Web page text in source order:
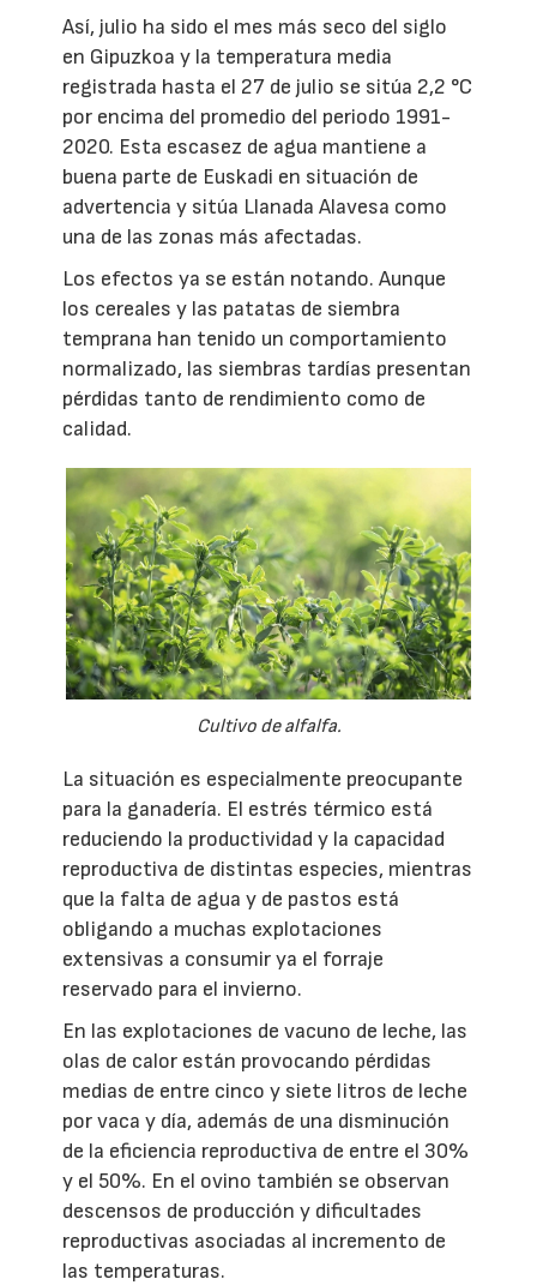
Así, julio ha sido el mes más seco del siglo
en Gipuzkoa y la temperatura media
registrada hasta el 27 de julio se sitúa 2,2 °C
por encima del promedio del periodo 1991-
2020. Esta escasez de agua mantiene a
buena parte de Euskadi en situación de
advertencia y sitúa Llanada Alavesa como
una de las zonas más afectadas.
Los efectos ya se están notando. Aunque
los cereales y las patatas de siembra
temprana han tenido un comportamiento
normalizado, las siembras tardías presentan
pérdidas tanto de rendimiento como de
calidad.
Cultivo de alfalfa.
La situación es especialmente preocupante
para la ganadería. El estrés térmico está
reduciendo la productividad y la capacidad
reproductiva de distintas especies, mientras
que la falta de agua y de pastos está
obligando a muchas explotaciones
extensivas a consumir ya el forraje
reservado para el invierno.
En las explotaciones de vacuno de leche, las
olas de calor están provocando pérdidas
medias de entre cinco y siete litros de leche
por vaca y día, además de una disminución
de la eficiencia reproductiva de entre el 30%
y el 50%. En el ovino también se observan
descensos de producción y dificultades
reproductivas asociadas al incremento de
las temperaturas.